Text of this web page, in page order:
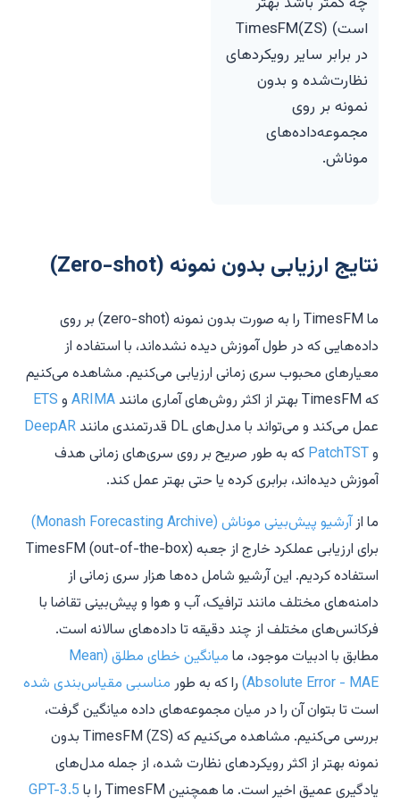
است) TimesFM(ZS)
در برابر سایر رویکردهای
نظارت‌شده و بدون
نمونه بر روی
مجموعه‌داده‌های
موناش.
نتایج ارزیابی بدون نمونه (Zero-shot)
ما TimesFM را به صورت بدون نمونه (zero-shot) بر روی
داده‌هایی که در طول آموزش دیده نشده‌اند، با استفاده از
معیارهای محبوب سری زمانی ارزیابی می‌کنیم. مشاهده می‌کنیم
که TimesFM بهتر از اکثر روش‌های آماری مانند
ARIMA و ETS
عمل می‌کند و می‌تواند با مدل‌های DL قدرتمندی مانند
DeepAR
وPatchTST که به طور صریح بر روی سری‌های زمانی هدف
آموزش دیده‌اند، برابری کرده یا حتی بهتر عمل کند.
ما ازآرشیو پیش‌بینی موناش (Monash Forecasting Archive)
برای ارزیابی عملکرد خارج از جعبه (out-of-the-box) TimesFM
استفاده کردیم. این آرشیو شامل ده‌ها هزار سری زمانی از
دامنه‌های مختلف مانند ترافیک، آب و هوا و پیش‌بینی تقاضا با
فرکانس‌های مختلف از چند دقیقه تا داده‌های سالانه است.
مطابق با ادبیات موجود، ما
میانگین خطای مطلق (Mean
Absolute Error - MAE) را که به طور مناسبی مقیاس‌بندی شده
است تا بتوان آن را در میان مجموعه‌های داده میانگین گرفت،
بررسی می‌کنیم. مشاهده می‌کنیم که TimesFM (ZS) بدون
نمونه بهتر از اکثر رویکردهای نظارت شده، از جمله مدل‌های
یادگیری عمیق اخیر است. ما همچنین TimesFM را با
GPT-3.5